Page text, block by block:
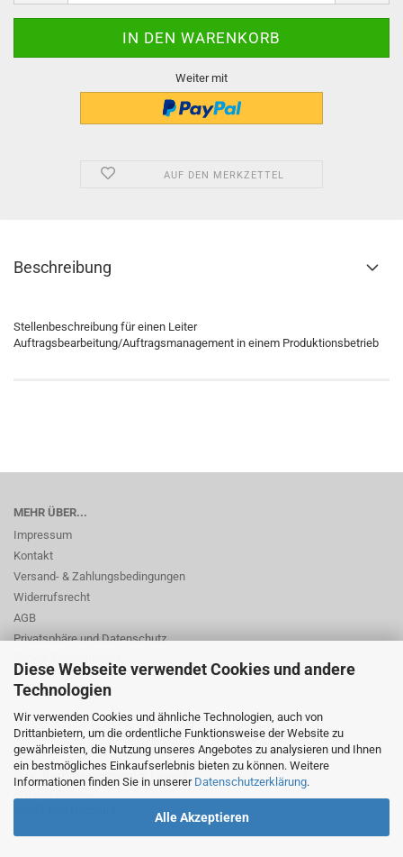
Diese Webseite verwendet Cookies und andere
Technologien
Wir verwenden Cookies und ähnliche Technologien, auch von
Drittanbietern, um die ordentliche Funktionsweise der Website zu
gewährleisten, die Nutzung unseres Angebotes zu analysieren und Ihnen
ein bestmögliches Einkaufserlebnis bieten zu können. Weitere
Informationen finden Sie in unserer Datenschutzerklärung.
Alle Akzeptieren
Weiter mit
AUF DEN MERKZETTEL
Beschreibung
Stellenbeschreibung für einen Leiter
Auftragsbearbeitung/Auftragsmanagement in einem Produktionsbetrieb
MEHR ÜBER...
Impressum
Kontakt
Versand- & Zahlungsbedingungen
Widerrufsrecht
AGB
Privatsphäre und Datenschutz
© Dr. Beer Management & Logistik